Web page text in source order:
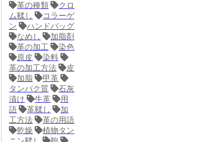
革の種類
クロ
ム鞣し
コラーゲ
ン
ハンドバッグ
なめし
加脂剤
革の加工
染色
原皮
染料
革の加工方法
皮
加脂
甲革
タンパク質
石灰
漬け
牛革
用
語
革鞣し
加
工方法
革の用語
乾燥
植物タン